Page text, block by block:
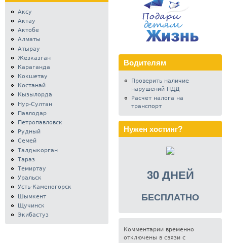
Аксу
Актау
Актобе
Алматы
Атырау
Жезказган
Караганда
Кокшетау
Костанай
Кызылорда
Нур-Султан
Павлодар
Петропавловск
Рудный
Семей
Талдыкорган
Тараз
Темиртау
Уральск
Усть-Каменогорск
Шымкент
Щучинск
Экибастуз
Водителям
Проверить наличие
нарушений ПДД
Расчет налога на
транспорт
Нужен хостинг?
30 ДНЕЙ
БЕСПЛАТНО
Комментарии временно
отключены в связи с